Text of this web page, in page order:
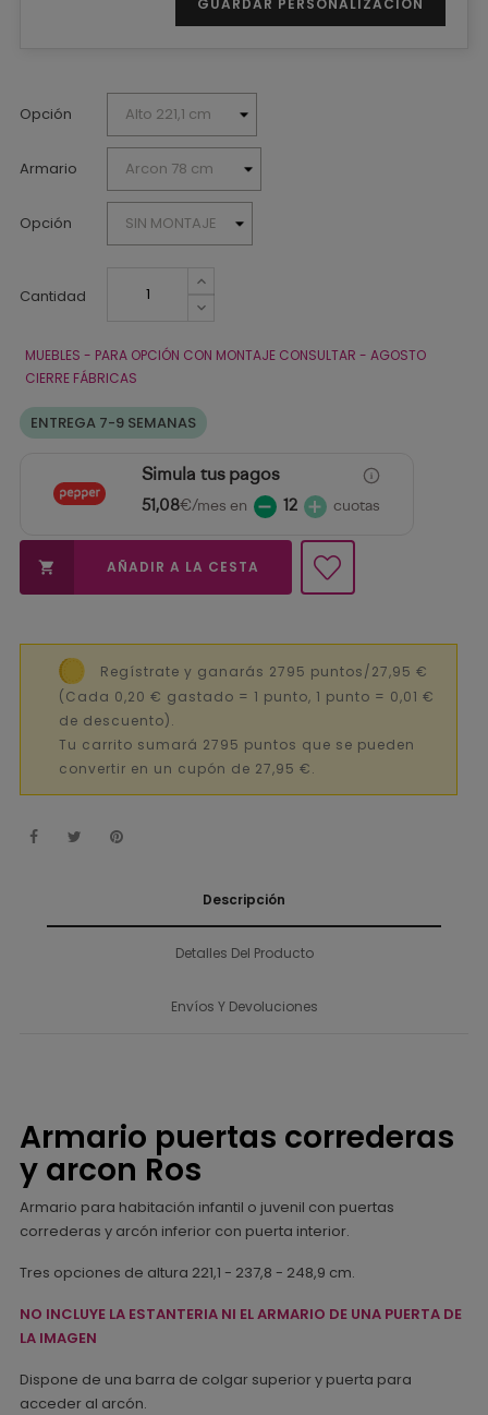
Opción
Armario
Opción
Cantidad
MUEBLES - PARA OPCIÓN CON MONTAJE CONSULTAR - AGOSTO
CIERRE FÁBRICAS
ENTREGA 7-9 SEMANAS
Simula tus pagos
51,08€/mes en 12 cuotas
 AÑADIR A LA CESTA
Regístrate y ganarás 2795 puntos/27,95 €
(Cada 0,20 € gastado = 1 punto, 1 punto = 0,01 €
de descuento).
Tu carrito sumará 2795 puntos que se pueden
convertir en un cupón de 27,95 €.
Descripción
Detalles Del Producto
Envíos Y Devoluciones
Armario puertas correderas
y arcon Ros
Armario para habitación infantil o juvenil con puertas
correderas y arcón inferior con puerta interior.
Tres opciones de altura 221,1 - 237,8 - 248,9 cm.
NO INCLUYE LA ESTANTERIA NI EL ARMARIO DE UNA PUERTA DE
LA IMAGEN
Dispone de una barra de colgar superior y puerta para
acceder al arcón.